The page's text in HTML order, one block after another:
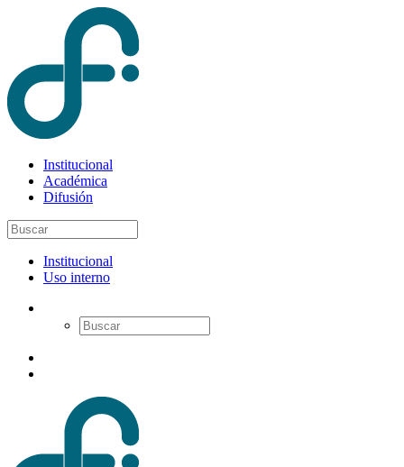
Institucional
Académica
Difusión
Institucional
Uso interno